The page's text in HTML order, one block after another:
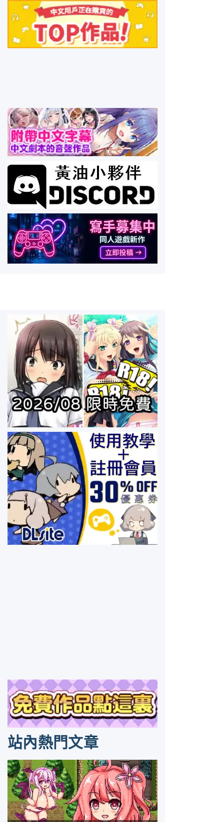
站內熱門文章